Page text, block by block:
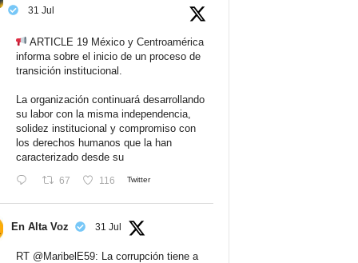
31 Jul
ARTICLE 19 México y Centroamérica
informa sobre el inicio de un proceso de
transición institucional.
La organización continuará desarrollando
su labor con la misma independencia,
solidez institucional y compromiso con
los derechos humanos que la han
caracterizado desde su
67 116 Twitter
En Alta Voz 31 Jul
RT @MaribelE59: La corrupción tiene a